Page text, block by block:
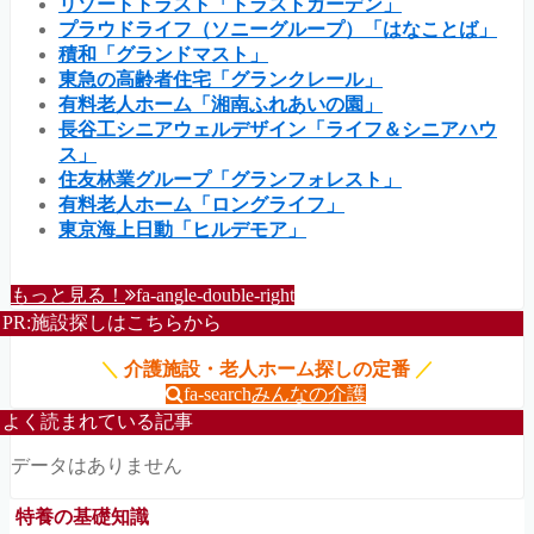
リゾートトラスト「トラストガーデン」
プラウドライフ（ソニーグループ）「はなことば」
積和「グランドマスト」
東急の高齢者住宅「グランクレール」
有料老人ホーム「湘南ふれあいの園」
長谷工シニアウェルデザイン「ライフ＆シニアハウ
ス」
住友林業グループ「グランフォレスト」
有料老人ホーム「ロングライフ」
東京海上日動「ヒルデモア」
もっと見る！ fa-angle-double-right
PR:施設探しはこちらから
＼ 介護施設・老人ホーム探しの定番 ／
fa-searchみんなの介護
よく読まれている記事
データはありません
特養の基礎知識